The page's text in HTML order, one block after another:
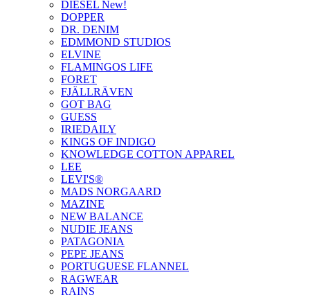
DIESEL New!
DOPPER
DR. DENIM
EDMMOND STUDIOS
ELVINE
FLAMINGOS LIFE
FORET
FJÄLLRÄVEN
GOT BAG
GUESS
IRIEDAILY
KINGS OF INDIGO
KNOWLEDGE COTTON APPAREL
LEE
LEVI'S®
MADS NORGAARD
MAZINE
NEW BALANCE
NUDIE JEANS
PATAGONIA
PEPE JEANS
PORTUGUESE FLANNEL
RAGWEAR
RAINS